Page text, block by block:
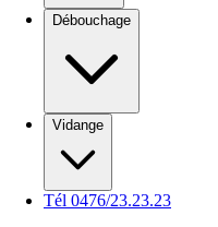
Débouchage
Vidange
Tél 0476/23.23.23